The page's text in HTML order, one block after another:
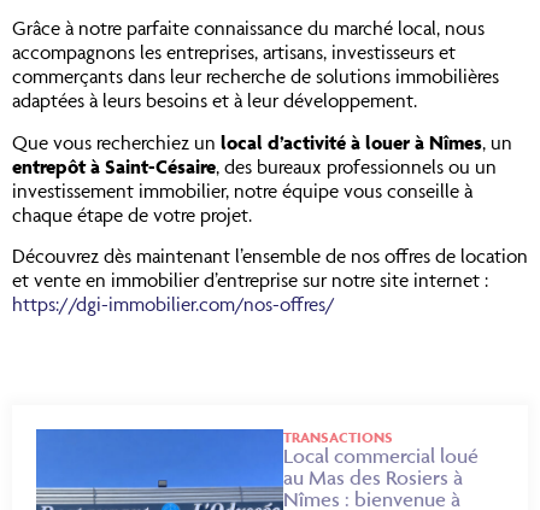
Grâce à notre parfaite connaissance du marché local, nous
accompagnons les entreprises, artisans, investisseurs et
commerçants dans leur recherche de solutions immobilières
adaptées à leurs besoins et à leur développement.
Que vous recherchiez un local d’activité à louer à Nîmes, un
entrepôt à Saint-Césaire, des bureaux professionnels ou un
investissement immobilier, notre équipe vous conseille à
chaque étape de votre projet.
Découvrez dès maintenant l’ensemble de nos offres de location
et vente en immobilier d’entreprise sur notre site internet :
https://dgi-immobilier.com/nos-offres/
TRANSACTIONS
Local commercial loué
au Mas des Rosiers à
Nîmes : bienvenue à